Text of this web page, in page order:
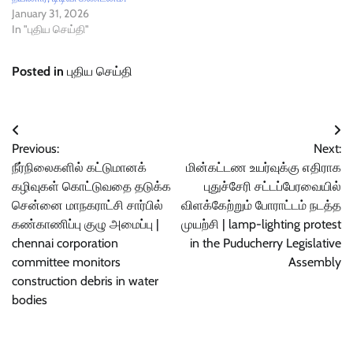
January 31, 2026
In "புதிய செய்தி"
Posted in புதிய செய்தி
Post
navigation
Previous:
நீர்நிலைகளில் கட்டுமானக்
கழிவுகள் கொட்டுவதை தடுக்க
சென்னை மாநகராட்சி சார்பில்
கண்காணிப்பு குழு அமைப்பு |
chennai corporation
committee monitors
construction debris in water
bodies
Next:
மின்கட்டண உயர்வுக்கு எதிராக
புதுச்சேரி சட்டப்பேரவையில்
விளக்கேற்றும் போராட்டம் நடத்த
முயற்சி | lamp-lighting protest
in the Puducherry Legislative
Assembly